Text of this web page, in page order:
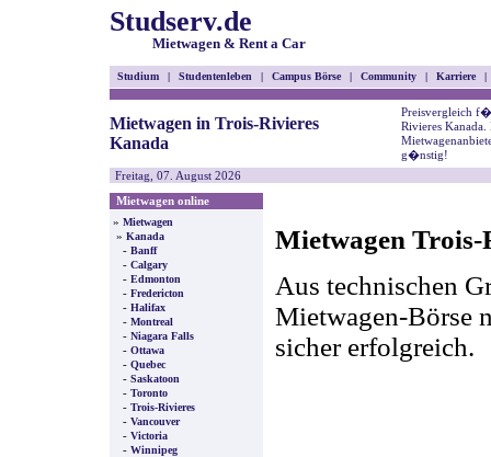
Studserv.de
Mietwagen & Rent a Car
Studium | Studentenleben | Campus Börse | Community | Karriere |
Mietwagen in Trois-Rivieres
Kanada
Preisvergleich
Rivieres Kanada.
g�nstig!
Freitag, 07. August 2026
Mietwagen online
» Mietwagen
» Kanada
- Banff
- Calgary
- Edmonton
- Fredericton
- Halifax
- Montreal
- Niagara Falls
- Ottawa
- Quebec
- Saskatoon
- Toronto
- Trois-Rivieres
- Vancouver
- Victoria
- Winnipeg
Mietwagen Trois-
Aus technischen
Mietwagen-Börse
sicher erfolgreich.